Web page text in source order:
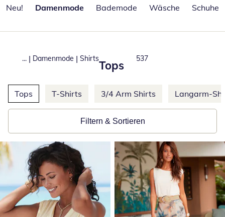
Neu!
Damenmode Bademode Wäsche Schuhe
... | Damenmode | Shirts
Tops
Total number of products:
537
Weitere Kategorien überspringen
Tops T-Shirts 3/4 Arm Shirts Langarm-
Filtern & Sortieren